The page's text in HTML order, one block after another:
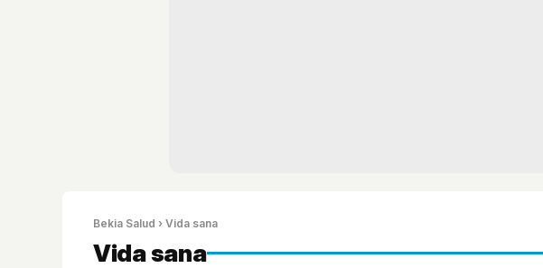
Bekia Salud › Vida sana
Vida sana